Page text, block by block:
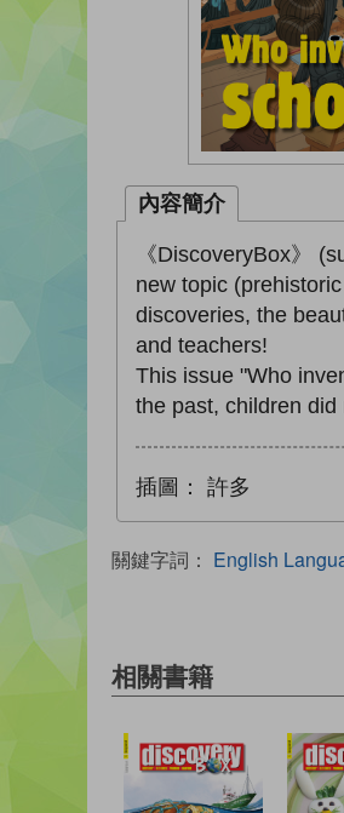
內容簡介
《DiscoveryBox》
new topic
discoveries, the
and teachers!
This issue "Who
the past, children
插圖： 許多
關鍵字詞： English
相關書籍